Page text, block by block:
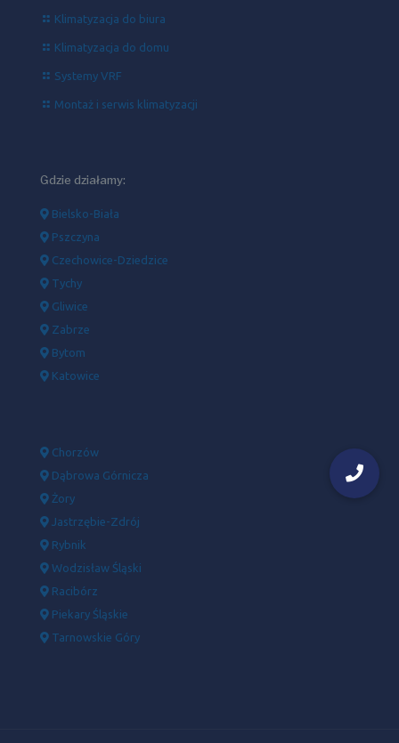
Klimatyzacja do biura
Klimatyzacja do domu
Systemy VRF
Montaż i serwis klimatyzacji
Gdzie działamy:
Bielsko-Biała
Pszczyna
Czechowice-Dziedzice
Tychy
Gliwice
Zabrze
Bytom
Katowice
Chorzów
Dąbrowa Górnicza
Żory
Jastrzębie-Zdrój
Rybnik
Wodzisław Śląski
Racibórz
Piekary Śląskie
Tarnowskie Góry